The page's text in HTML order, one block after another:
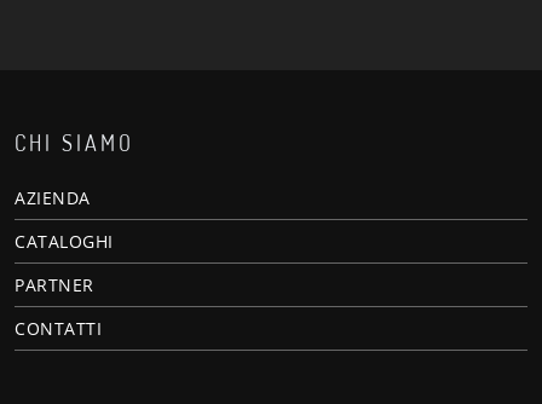
CHI SIAMO
AZIENDA
CATALOGHI
PARTNER
CONTATTI